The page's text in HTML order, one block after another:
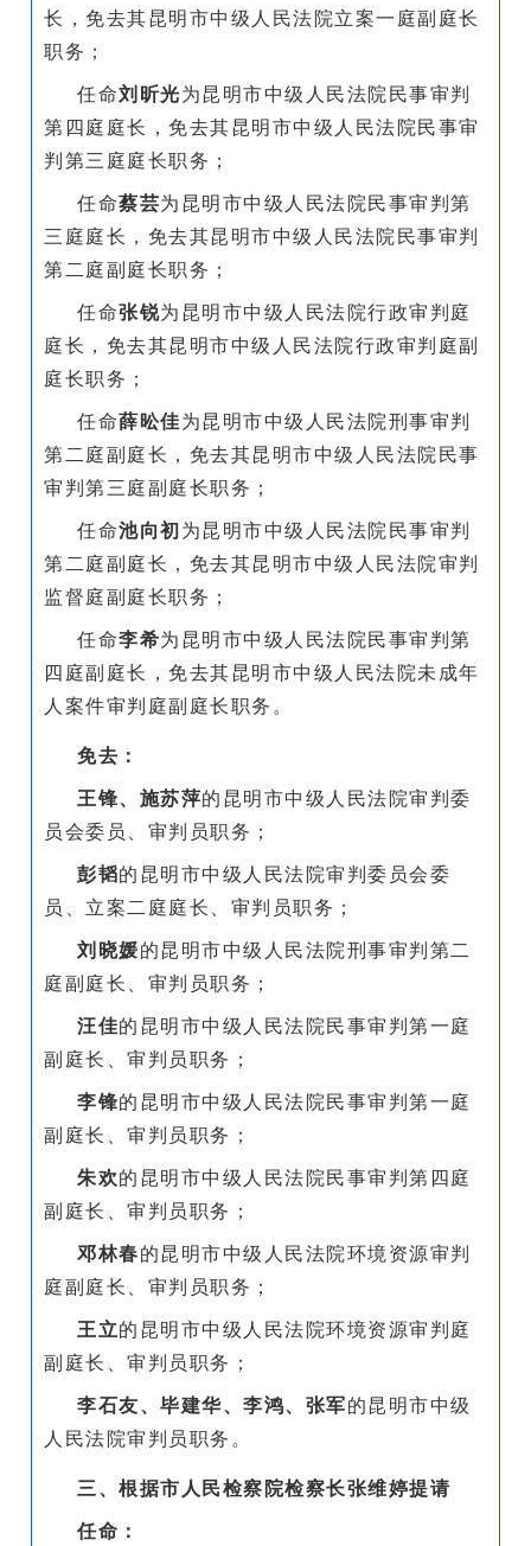
长，免去其昆明市中级人民法院立案一庭副庭长
职务；
任命刘昕光为昆明市中级人民法院民事审判
第四庭庭长，免去其昆明市中级人民法院民事审
判第三庭庭长职务；
任命蔡芸为昆明市中级人民法院民事审判第
三庭庭长，免去其昆明市中级人民法院民事审判
第二庭副庭长职务；
任命张锐为昆明市中级人民法院行政审判庭
庭长，免去其昆明市中级人民法院行政审判庭副
庭长职务；
任命薛昖佳为昆明市中级人民法院刑事审判
第二庭副庭长，免去其昆明市中级人民法院民事
审判第三庭副庭长职务；
任命池向初为昆明市中级人民法院民事审判
第二庭副庭长，免去其昆明市中级人民法院审判
监督庭副庭长职务；
任命李希为昆明市中级人民法院民事审判第
四庭副庭长，免去其昆明市中级人民法院未成年
人案件审判庭副庭长职务。
免去：
王锋、施苏萍的昆明市中级人民法院审判委
员会委员、审判员职务；
彭韬的昆明市中级人民法院审判委员会委
员、立案二庭庭长、审判员职务；
刘晓媛的昆明市中级人民法院刑事审判第二
庭副庭长、审判员职务；
汪佳的昆明市中级人民法院民事审判第一庭
副庭长、审判员职务；
李锋的昆明市中级人民法院民事审判第一庭
副庭长、审判员职务；
朱欢的昆明市中级人民法院民事审判第四庭
副庭长、审判员职务；
邓林春的昆明市中级人民法院环境资源审判
庭副庭长、审判员职务；
王立的昆明市中级人民法院环境资源审判庭
副庭长、审判员职务；
李石友、毕建华、李鸿、张军的昆明市中级
人民法院审判员职务。
三、根据市人民检察院检察长张维婷提请
任命：